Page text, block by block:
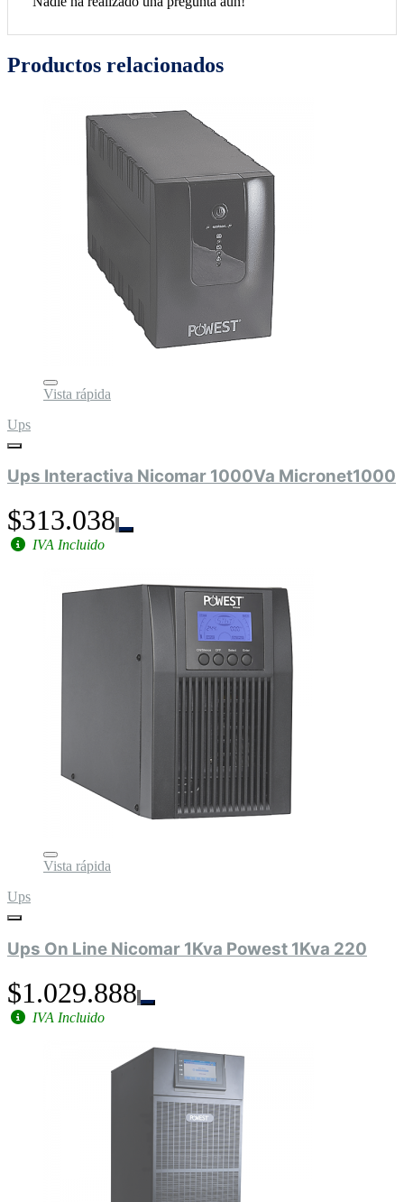
Productos relacionados
Vista rápida
Ups
Ups Interactiva Nicomar 1000Va Micronet1000
$313.038
IVA Incluido
Vista rápida
Ups
Ups On Line Nicomar 1Kva Powest 1Kva 220
$1.029.888
IVA Incluido